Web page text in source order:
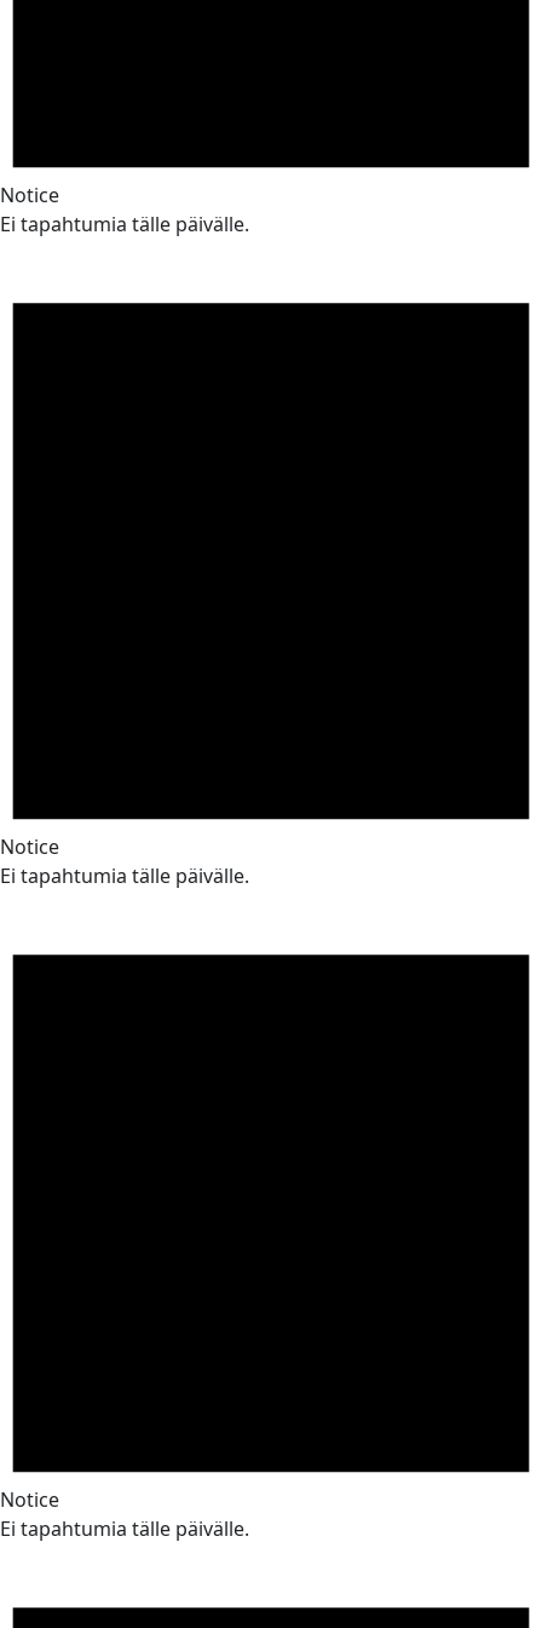
Notice
Ei tapahtumia tälle päivälle.
Notice
Ei tapahtumia tälle päivälle.
Notice
Ei tapahtumia tälle päivälle.